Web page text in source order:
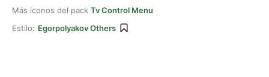
Más iconos del pack Tv Control Menu
Estilo: Egorpolyakov Others